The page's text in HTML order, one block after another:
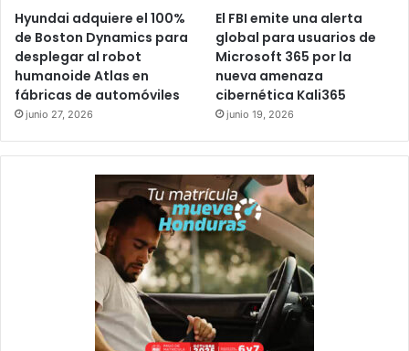
Hyundai adquiere el 100%
de Boston Dynamics para
desplegar al robot
humanoide Atlas en
fábricas de automóviles
junio 27, 2026
El FBI emite una alerta
global para usuarios de
Microsoft 365 por la
nueva amenaza
cibernética Kali365
junio 19, 2026